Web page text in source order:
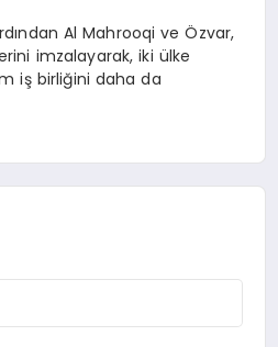
Al Mahrooqi ve Özvar,
imzalayarak, iki ülke
iş birliğini daha da